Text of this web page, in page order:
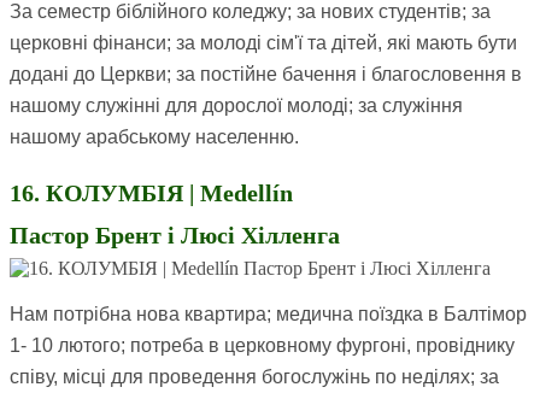
За семестр біблійного коледжу; за нових студентів; за
церковні фінанси; за молоді сім'ї та дітей, які мають бути
додані до Церкви; за постійне бачення і благословення в
нашому служінні для дорослої молоді; за служіння
нашому арабському населенню.
16. КОЛУМБІЯ | Medellín
Пастор Брент і Люсі Хілленга
Нам потрібна нова квартира; медична поїздка в Балтімор
1- 10 лютого; потреба в церковному фургоні, провіднику
співу, місці для проведення богослужінь по неділях; за